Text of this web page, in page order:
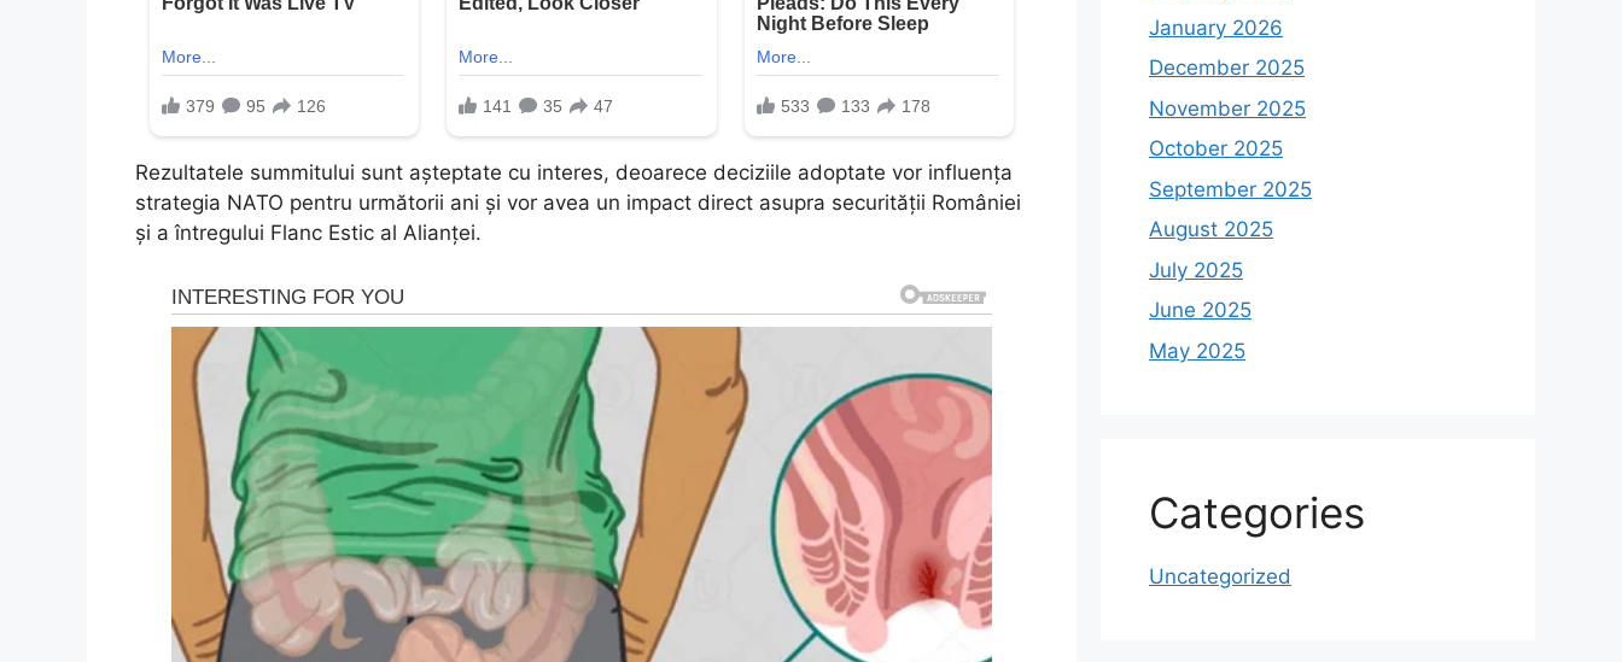
Rezultatele summitului sunt așteptate cu interes, deoarece deciziile adoptate vor influența
strategia NATO pentru următorii ani și vor avea un impact direct asupra securității României
și a întregului Flanc Estic al Alianței.
January 2026
December 2025
November 2025
October 2025
September 2025
August 2025
July 2025
June 2025
May 2025
Categories
Uncategorized